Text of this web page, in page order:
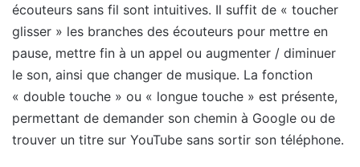
écouteurs sans fil sont intuitives. Il suffit de « toucher
glisser » les branches des écouteurs pour mettre en
pause, mettre fin à un appel ou augmenter / diminuer
le son, ainsi que changer de musique. La fonction
« double touche » ou « longue touche » est présente,
permettant de demander son chemin à Google ou de
trouver un titre sur YouTube sans sortir son téléphone.